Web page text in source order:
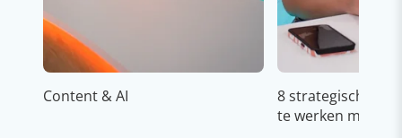
Content & AI
8 strategische
te werken met